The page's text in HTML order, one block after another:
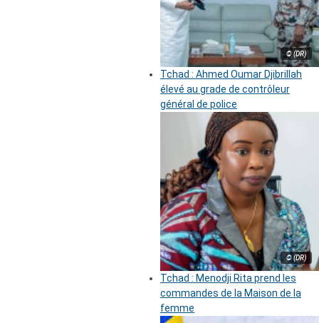
© (DR)
Tchad : Ahmed Oumar Djibrillah
élevé au grade de contrôleur
général de police
© (DR)
Tchad : Menodji Rita prend les
commandes de la Maison de la
femme